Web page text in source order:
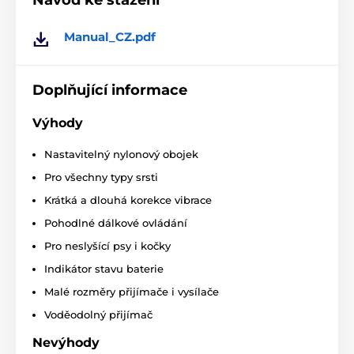
trvá 5-8 hod a jeho výdrž je 2-3 dny v pohotovostním
je tak ideální volbou spíše pro základní použití, nikoli
ale pro výcvik psů ve vodě. Vysílačka má
Počet psů
Petrainer Positive Pet je možné použít pro
ovládánípouze 1 psa.
Manual_CZ.pdf
Doplňující informace
Výhody
Nastavitelný nylonový obojek
Pro všechny typy srsti
Krátká a dlouhá korekce vibrace
Pohodlné dálkové ovládání
Pro neslyšící psy i kočky
Indikátor stavu baterie
Malé rozměry přijímače i vysílače
Voděodolný přijímač
Nevýhody